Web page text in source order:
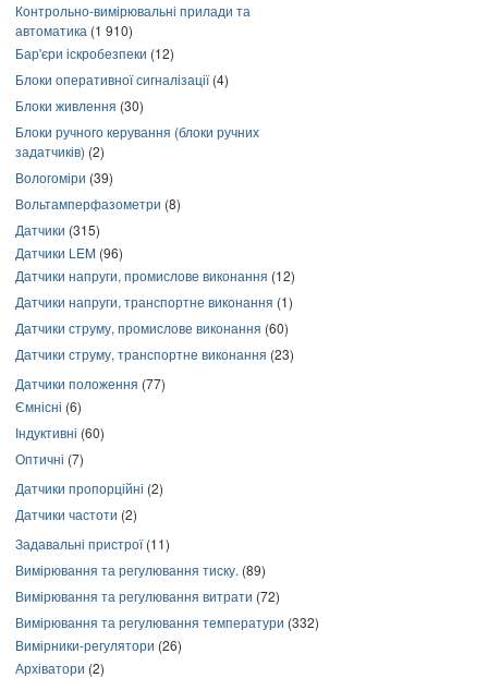
Контрольно-вимірювальні прилади та
автоматика (1 910)
Бар'єри іскробезпеки (12)
Блоки оперативної сигналізації(4)
Блоки живлення (30)
Блоки ручного керування (блоки ручних
задатчиків) (2)
Вологоміри (39)
Вольтамперфазометри (8)
Датчики (315)
Датчики LEM (96)
Датчики напруги, промислове виконання (12)
Датчики напруги, транспортне виконання (1)
Датчики струму, промислове виконання (60)
Датчики струму, транспортне виконання (23)
Датчики положення (77)
Ємнісні (6)
Індуктивні (60)
Оптичні (7)
Датчики пропорційні (2)
Датчики частоти (2)
Задавальні пристрої(11)
Вимірювання та регулювання тиску. (89)
Вимірювання та регулювання витрати (72)
Вимірювання та регулювання температури (332)
Вимірники-регулятори (26)
Архіватори (2)